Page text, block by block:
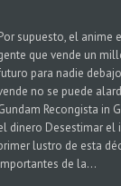
supuesto, el anime
que vende un
para nadie
no se puede
Recongista in
dinero Desestimar el
lustro de esta
de la...